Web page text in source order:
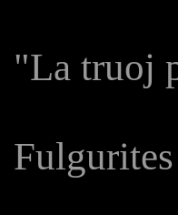
"La truoj
Fulgurites